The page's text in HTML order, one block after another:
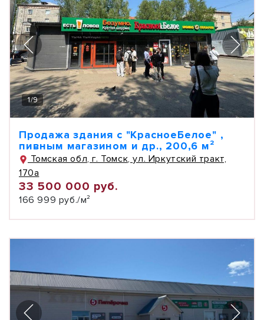
1/9
Продажа здания с "КрасноеБелое" ,
пивным магазином и др., 200,6 м²
Томская обл, г. Томск, ул. Иркутский тракт,
170а
33 500 000 руб.
166 999 руб./м²